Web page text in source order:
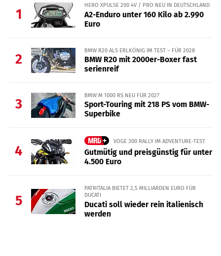
1
HERO XPULSE 200 4V / PRO NEU IN DEUTSCHLAND
A2-Enduro unter 160 Kilo ab 2.990
Euro
2
BMW R20 ALS ERLKÖNIG IM TEST – FÜR 2028
BMW R20 mit 2000er-Boxer fast
serienreif
3
BMW M 1000 RS NEU FÜR 2027
Sport-Touring mit 218 PS vom BMW-
Superbike
4
VOGE 300 RALLY IM ADVENTURE-TEST
Gutmütig und preisgünstig für unter
4.500 Euro
5
PATRITALIA BIETET 2,5 MILLIARDEN EURO FÜR
DUCATI
Ducati soll wieder rein italienisch
werden